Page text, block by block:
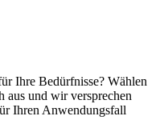
Ihre Bedürfnisse? Wählen
aus und wir versprechen
Ihren Anwendungsfall